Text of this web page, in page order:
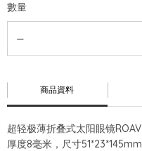
數量
商品資料
超轻极薄折叠式太阳眼镜
厚度8毫米，尺寸